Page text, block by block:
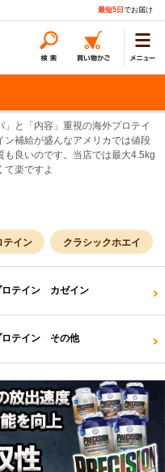
最短5日 でお届け
と「内容」重視の海外プロテイ
ン補給が盛んなアメリカでは値段
良いのです。当店では最大4.5kg
て楽ですよ
テイン クラシックホエイ
ロテイン カゼイン
ロテイン その他